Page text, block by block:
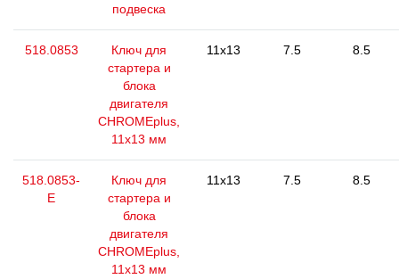
подвеска
518.0853
Ключ для
стартера и
блока
двигателя
CHROMEplus,
11х13 мм
11x13 7.5 8.5
518.0853-
E
Ключ для
стартера и
блока
двигателя
CHROMEplus,
11х13 мм
11x13 7.5 8.5